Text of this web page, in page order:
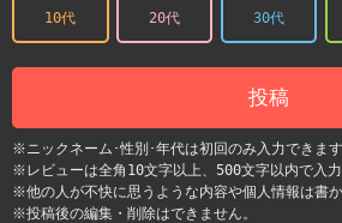
10代 20代 30代
投稿
※ニックネーム･性別･年代は初回のみ入力できます
※レビューは全角10文字以上、500文字以内で入力
※他の人が不快に思うような内容や個人情報は書か
※投稿後の編集・削除はできません。